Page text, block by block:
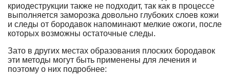
криодеструкции также не подходит, так как в процессе
выполняется заморозка довольно глубоких слоев кожи
и следы от бородавок напоминают мелкие ожоги, после
которых возможны остаточные следы.
Зато в других местах образования плоских бородавок
эти методы могут быть применены для лечения и
поэтому о них подробнее: